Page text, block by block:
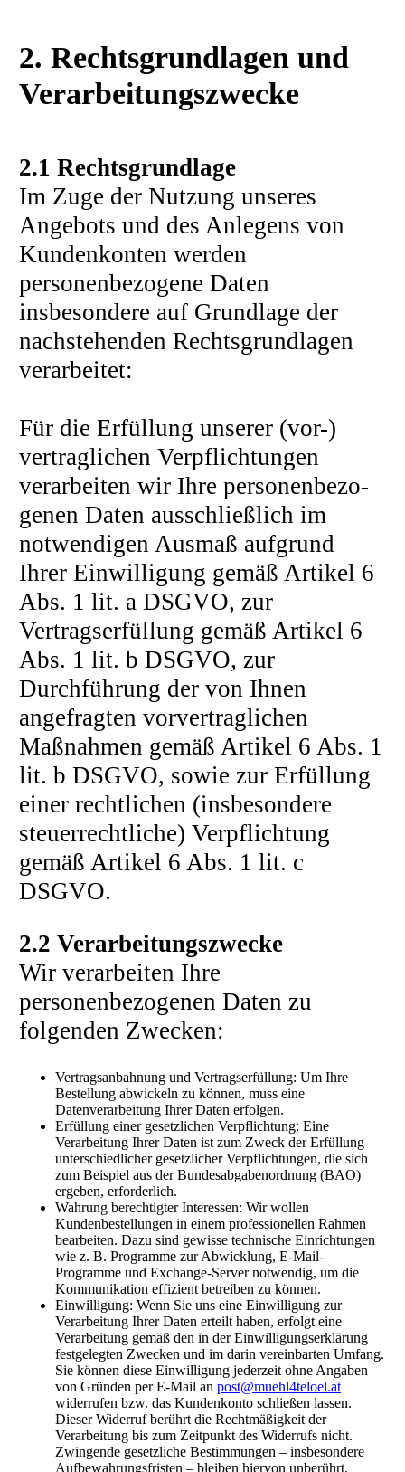
2. Rechtsgrundlagen und
Verarbeitungszwecke
2.1 Rechtsgrundlage
Im Zuge der Nutzung unseres
Angebots und des Anlegens von
Kundenkonten werden
personenbezogene Daten
insbesondere auf Grundlage der
nachstehenden Rechtsgrundlagen
verarbeitet:
Für die Erfüllung unserer (vor-)
vertraglichen Verpflichtungen
verarbeiten wir Ihre personenbezo-
genen Daten ausschließlich im
notwendigen Ausmaß aufgrund
Ihrer Einwilligung gemäß Artikel 6
Abs. 1 lit. a DSGVO, zur
Vertragserfüllung gemäß Artikel 6
Abs. 1 lit. b DSGVO, zur
Durchführung der von Ihnen
angefragten vorvertraglichen
Maßnahmen gemäß Artikel 6 Abs. 1
lit. b DSGVO, sowie zur Erfüllung
einer rechtlichen (insbesondere
steuerrechtliche) Verpflichtung
gemäß Artikel 6 Abs. 1 lit. c
DSGVO.
2.2 Verarbeitungszwecke
Wir verarbeiten Ihre
personenbezogenen Daten zu
folgenden Zwecken:
Vertragsanbahnung und Vertragserfüllung: Um Ihre
Bestellung abwickeln zu können, muss eine
Datenverarbeitung Ihrer Daten erfolgen.
Erfüllung einer gesetzlichen Verpflichtung: Eine
Verarbeitung Ihrer Daten ist zum Zweck der Erfüllung
unterschiedlicher gesetzlicher Verpflichtungen, die sich
zum Beispiel aus der Bundesabgabenordnung (BAO)
ergeben, erforderlich.
Wahrung berechtigter Interessen: Wir wollen
Kundenbestellungen in einem professionellen Rahmen
bearbeiten. Dazu sind gewisse technische Einrichtungen
wie z. B. Programme zur Abwicklung, E-Mail-
Programme und Exchange-Server notwendig, um die
Kommunikation effizient betreiben zu können.
Einwilligung: Wenn Sie uns eine Einwilligung zur
Verarbeitung Ihrer Daten erteilt haben, erfolgt eine
Verarbeitung gemäß den in der Einwilligungserklärung
festgelegten Zwecken und im darin vereinbarten Umfang.
Sie können diese Einwilligung jederzeit ohne Angaben
von Gründen per E-Mail an post@muehl4teloel.at
widerrufen bzw. das Kundenkonto schließen lassen.
Dieser Widerruf berührt die Rechtmäßigkeit der
Verarbeitung bis zum Zeitpunkt des Widerrufs nicht.
Zwingende gesetzliche Bestimmungen – insbesondere
Aufbewahrungsfristen – bleiben hiervon unberührt.